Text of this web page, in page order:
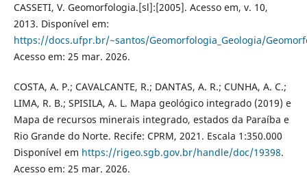
CASSETI, V. Geomorfologia.[sl]:[2005]. Acesso em, v. 10,
2013. Disponível em:
https://docs.ufpr.br/~santos/Geomorfologia_Geologia/
Acesso em: 25 mar. 2026.
COSTA, A. P.; CAVALCANTE, R.; DANTAS, A. R.; CUNHA, A. C.;
LIMA, R. B.; SPISILA, A. L. Mapa geológico integrado (2019) e
Mapa de recursos minerais integrado, estados da Paraíba e
Rio Grande do Norte. Recife: CPRM, 2021. Escala 1:350.000
Disponível em https://rigeo.sgb.gov.br/handle/doc/19398.
Acesso em: 25 mar. 2026.